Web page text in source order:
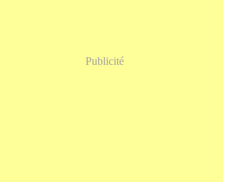
Publicité